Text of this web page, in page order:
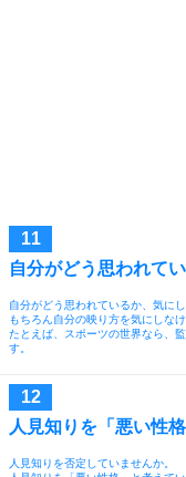
自分がどう思われて
自分がどう思われているか、気に
もちろん自分の映り方を気にしな
たとえば、スポーツの世界なら、
す。
人見知りを「悪い性
人見知りを否定していませんか。